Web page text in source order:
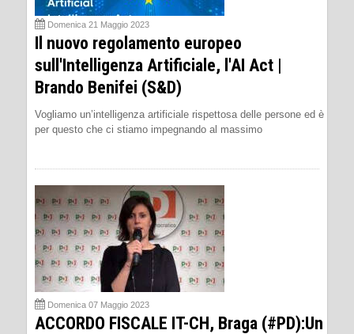
Domenica 21 Maggio 2023
Il nuovo regolamento europeo
sull'Intelligenza Artificiale, l'AI Act |
Brando Benifei (S&D)
Vogliamo un’intelligenza artificiale rispettosa delle persone ed è
per questo che ci stiamo impegnando al massimo
Domenica 07 Maggio 2023
ACCORDO FISCALE IT-CH, Braga (#PD):Un